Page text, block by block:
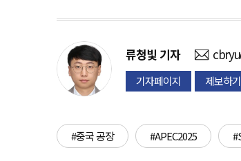
류청빛 기자
기자페이지 제보하기
#중국 공장 #APEC2025